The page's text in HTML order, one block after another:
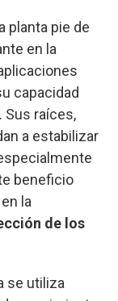
planta pie de
en la
capacidad
. Sus raíces,
a estabilizar
beneficio
la
de los
se utiliza